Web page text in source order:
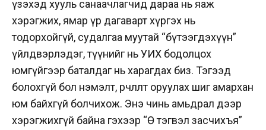
үзэхэд хууль санаачлагчид дараа нь яаж
хэрэгжих, ямар үр дагаварт хүргэх нь
тодорхойгүй, судалгаа муутай “бүтээгдэхүүн”
үйлдвэрлэдэг, түүнийг нь УИХ бодолцох
юмгүйгээр баталдаг нь харагдах биз. Тэгээд
болохгүй бол нэмэлт, өөрчлөлт оруулах шиг амархан
юм байхгүй болчихож. Энэ чинь амьдрал дээр
хэрэгжихгүй байна гэхээр “Өө тэгвэл засчихъя”